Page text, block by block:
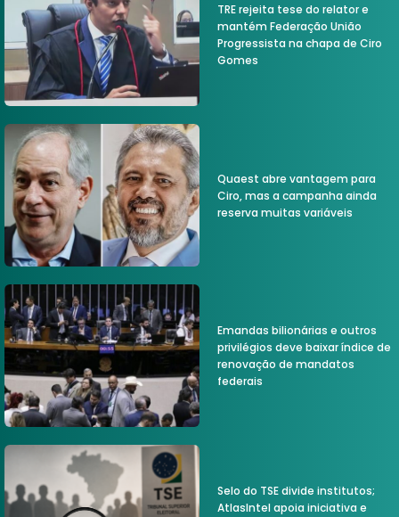
TRE rejeita tese do relator e
mantém Federação União
Progressista na chapa de Ciro
Gomes
Quaest abre vantagem para
Ciro, mas a campanha ainda
reserva muitas variáveis
Emandas bilionárias e outros
privilégios deve baixar índice de
renovação de mandatos
federais
Selo do TSE divide institutos;
AtlasIntel apoia iniciativa e